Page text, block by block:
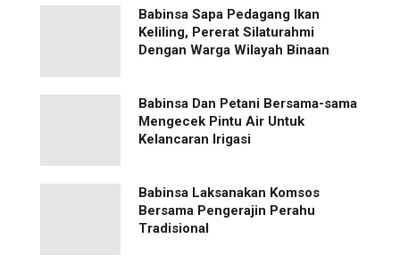
Babinsa Sapa Pedagang Ikan
Keliling, Pererat Silaturahmi
Dengan Warga Wilayah Binaan
Babinsa Dan Petani Bersama-sama
Mengecek Pintu Air Untuk
Kelancaran Irigasi
Babinsa Laksanakan Komsos
Bersama Pengerajin Perahu
Tradisional